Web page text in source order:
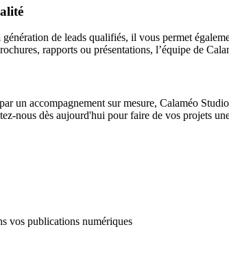
de leads qualifiés, il vous permet
rapports ou présentations, l’équipe de
un accompagnement sur mesure, Calaméo
nous dès aujourd'hui pour faire de vos projets
vos publications numériques